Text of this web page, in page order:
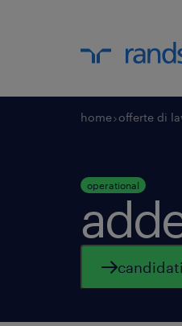
home offerte di
operational
candidati